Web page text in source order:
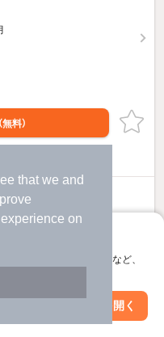
that we and
on
お部屋探し
プ検索やお気に入り保存など、
アプリを開く
（無料）
絞り込み条件を変更